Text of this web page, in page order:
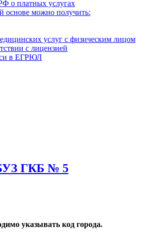
о платных услугах
основе можно получить:
услуг с физическим лицом
с лицензией
в ЕГРЮЛ
ГКБ № 5
указывать код города.